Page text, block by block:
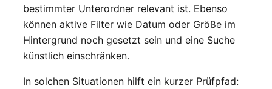
bestimmter Unterordner relevant ist. Ebenso
können aktive Filter wie Datum oder Größe im
Hintergrund noch gesetzt sein und eine Suche
künstlich einschränken.
In solchen Situationen hilft ein kurzer Prüfpfad: